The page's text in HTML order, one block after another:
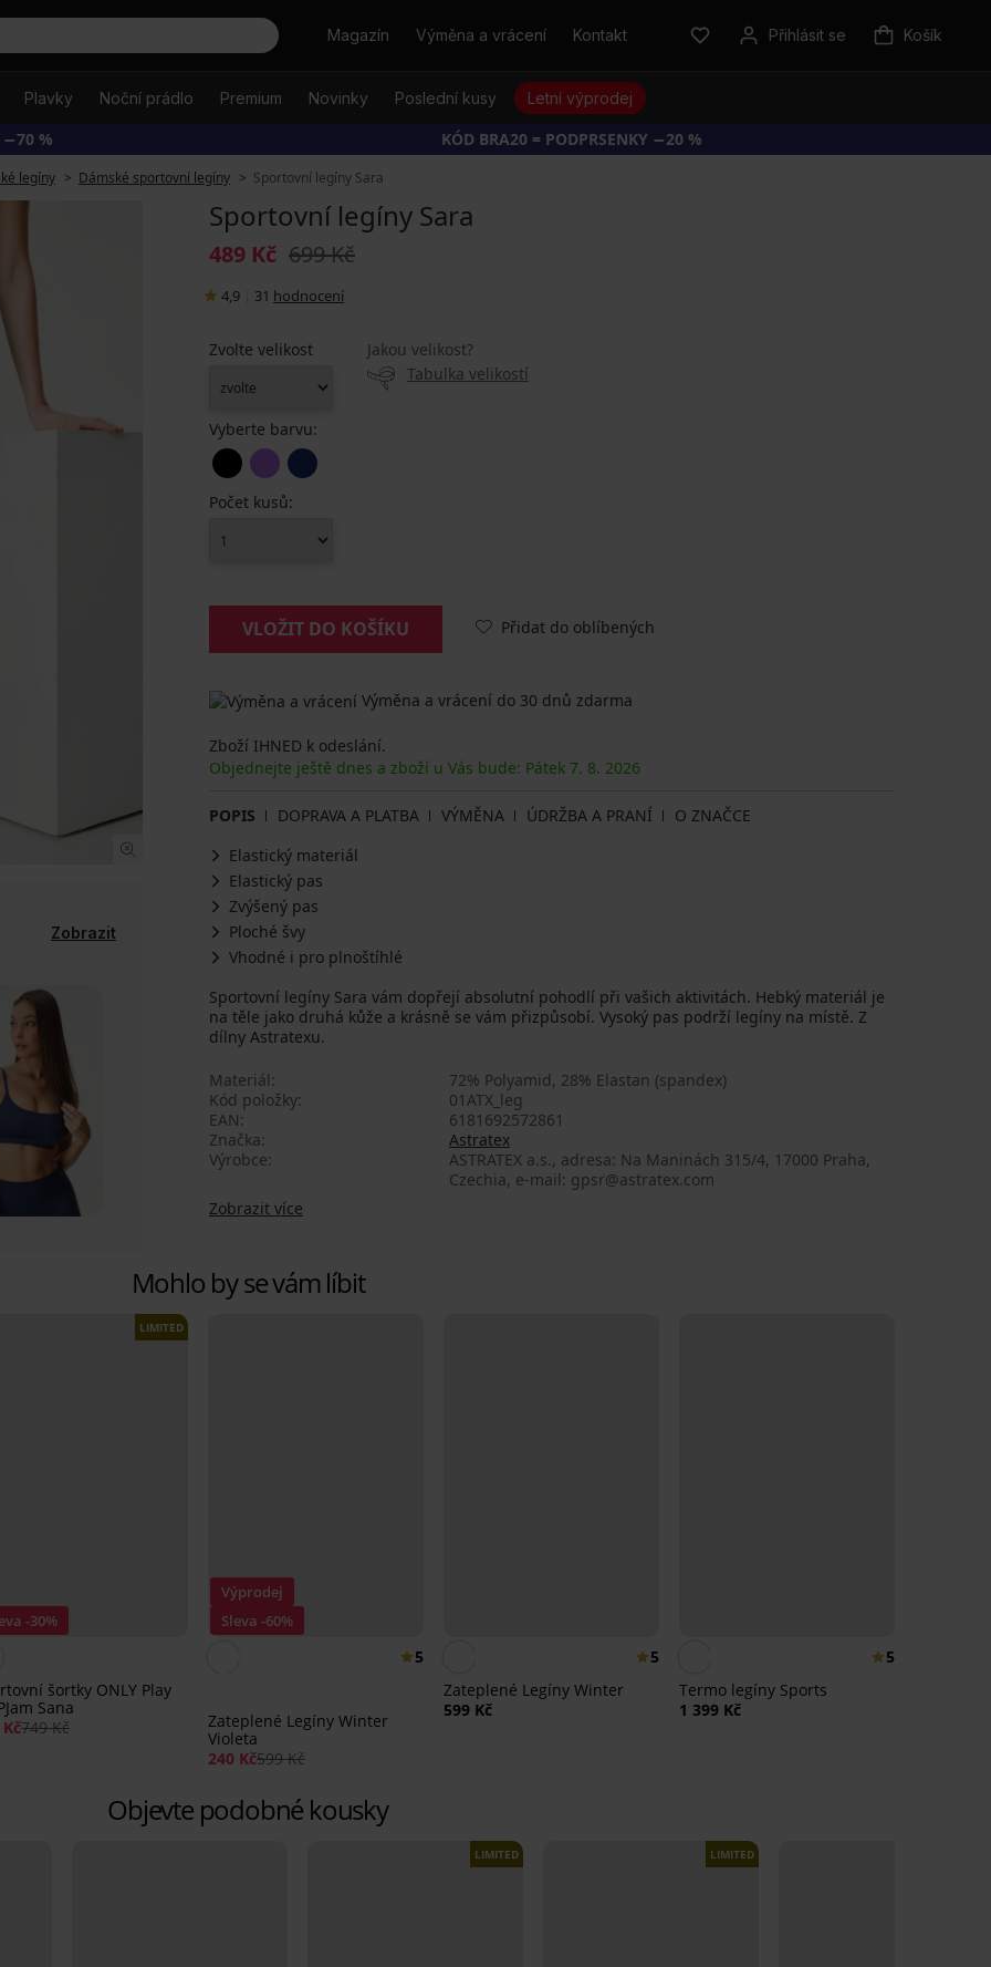
HledatMagazín Výměna a vrácení Kontakt Přihlásit se Košík
Plavky Noční prádlo Premium Novinky Poslední kusy Letní výprodej
−70 % KÓD BRA20 = PODPRSENKY −20 %
legíny Dámské sportovní legíny Sportovní legíny Sara
Zobrazit
Sportovní legíny Sara
489 Kč 699 Kč
4,9 31 hodnocení
Zvolte velikost
Jakou velikost?
Tabulka velikostí
Vyberte barvu:
Počet kusů:
VLOŽIT DO KOŠÍKU Přidat do oblíbených
Výměna a vrácení do 30 dnů zdarma
Zboží IHNED k odeslání.
Objednejte ještě dnes a zboží u Vás bude: Pátek 7. 8. 2026
POPIS DOPRAVA A PLATBA VÝMĚNA ÚDRŽBA A PRANÍ
O ZNAČCE
Elastický materiál
Elastický pas
Zvýšený pas
Ploché švy
Vhodné i pro plnoštíhlé
Sportovní legíny Sara vám dopřejí absolutní pohodlí při vašich aktivitách. Hebký materiál je
na těle jako druhá kůže a krásně se vám přizpůsobí. Vysoký pas podrží legíny na místě. Z
dílny Astratexu.
Materiál
72% Polyamid, 28% Elastan (spandex)
Kód položky
01ATX_leg
EAN
6181692572861
Značka
Astratex
Výrobce
ASTRATEX a.s., adresa: Na Maninách 315/4, 17000 Praha,
Czechia, e-mail: gpsr@astratex.com
Zobrazit více
Mohlo by se vám líbit
-30%
LIMITED
šortky ONLY Play
Sana
749 Kč
Výprodej
Sleva -60%
5
Zateplené Legíny Winter
Violeta
240 Kč599 Kč
5
Zateplené Legíny Winter
599 Kč
5
Termo legíny Sports
1 399 Kč
Objevte podobné kousky
LIMITED LIMITED